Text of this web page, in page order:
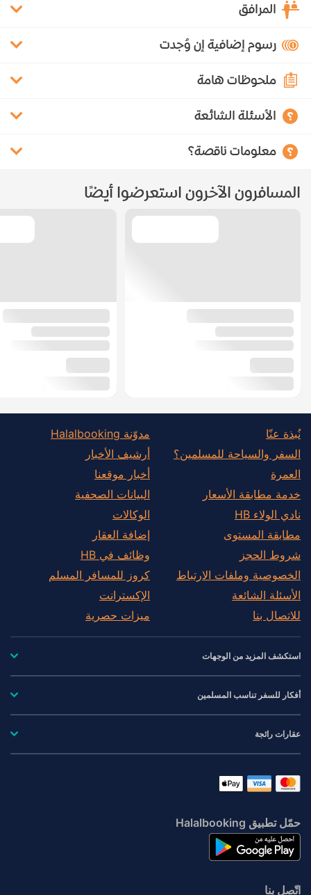
المرافق
رسوم إضافية إن وُجدت
ملحوظات هامة
الأسئلة الشائعة
معلومات ناقصة؟
المسافرون الآخرون استعرضوا أيضًا
نُبذة عنّا
السفر والسياحة للمسلمين؟
العمرة
خدمة مطابقة الأسعار
نادي الولاء HB
مطابقة المستوى
شروط الحجز
الخصوصية وملفات الارتباط
الأسئلة الشائعة
للاتصال بنا
مدوّنة Halalbooking
أرشيف الأخبار
أخبار موقعنا
البيانات الصحفية
الوكالات
إضافة العقار
وظائف في HB
كروز للمسافر المسلم
الإكسترانت
ميزات حصرية
استكشف المزيد من الوجهات
أفكار للسفر تناسب المسلمين
عقارات رائجة
حمّل تطبيق Halalbooking
اتّصِل بنا